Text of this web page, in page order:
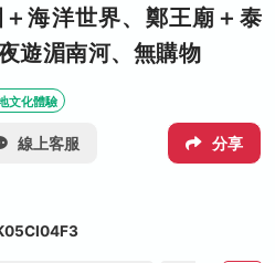
海洋世界、鄭王廟＋泰
遊湄南河、無購物
文化體驗
線上客服 分享